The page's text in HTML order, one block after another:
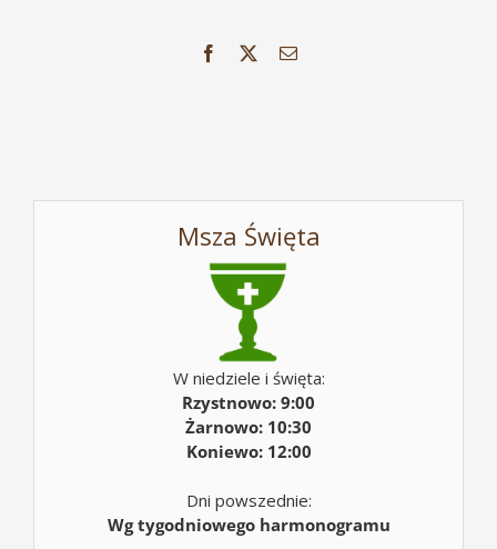
Facebook Email
Msza Święta
W niedziele i święta:
Rzystnowo: 9:00
Żarnowo: 10:30
Koniewo: 12:00
Dni powszednie:
Wg tygodniowego harmonogramu